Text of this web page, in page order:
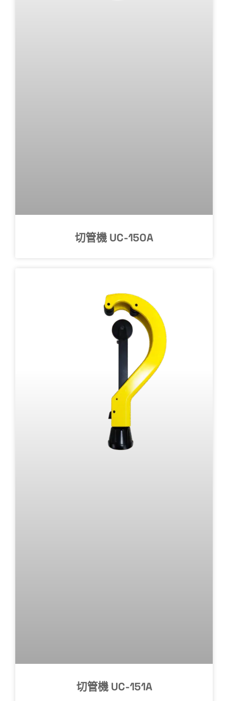
切管機 UC-150A
切管機 UC-151A